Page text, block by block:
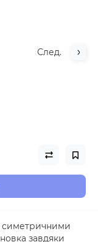
След.
симетричними
завдяки